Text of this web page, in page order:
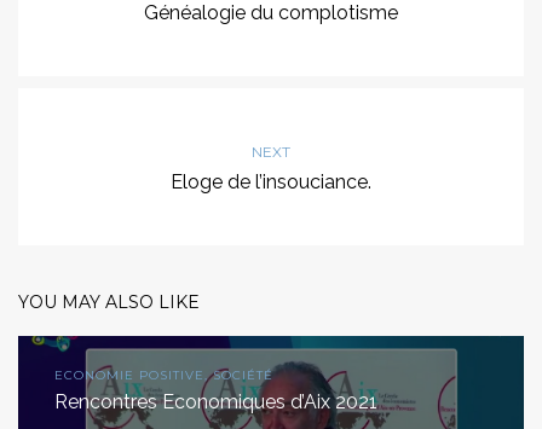
Généalogie du complotisme
NEXT
Eloge de l’insouciance.
YOU MAY ALSO LIKE
ECONOMIE POSITIVE, SOCIÉTÉ
Rencontres Economiques d’Aix 2021